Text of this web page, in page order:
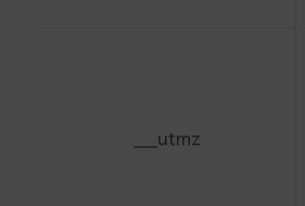
__utmz